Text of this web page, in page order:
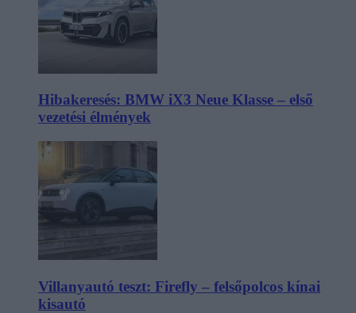
Hibakeresés: BMW iX3 Neue Klasse – első
vezetési élmények
Villanyautó teszt: Firefly – felsőpolcos kínai
kisautó